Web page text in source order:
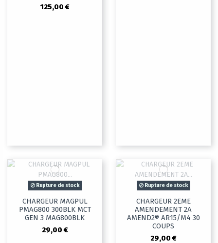
125,00 €
Rupture de stock
CHARGEUR MAGPUL
PMAG800 300BLK MCT
GEN 3 MAG800BLK
29,00 €
Rupture de stock
CHARGEUR 2EME
AMENDEMENT 2A
AMEND2® AR15/M4 30
COUPS
29,00 €